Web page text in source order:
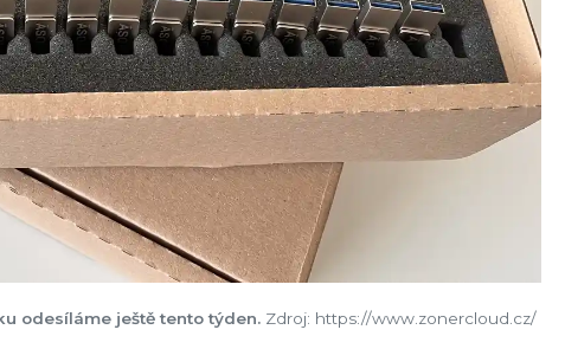
odesíláme ještě tento týden. Zdroj: https://www.zonercloud.cz/